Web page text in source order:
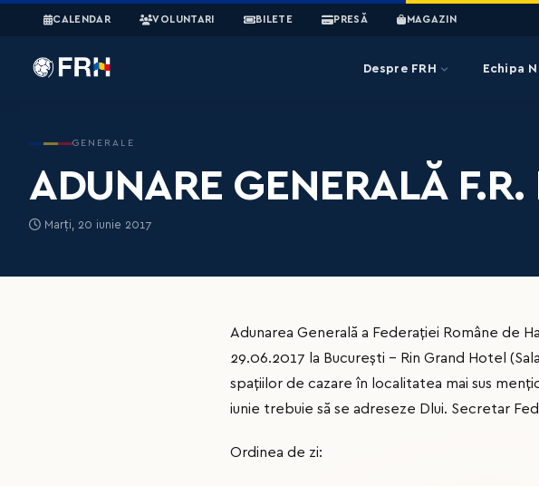
CALENDAR VOLUNTARI BILETE PRESĂ MAGAZIN
Despre FRH Echipa
GENERALE
ADUNARE GENERALĂ
Marți, 20 iunie 2017
Adunarea Generală a Federației Române de
29.06.2017 la București - Rin Grand Hotel
spațiilor de cazare în localitatea mai sus
iunie trebuie să se adreseze Dlui. Secretar
Ordinea de zi: